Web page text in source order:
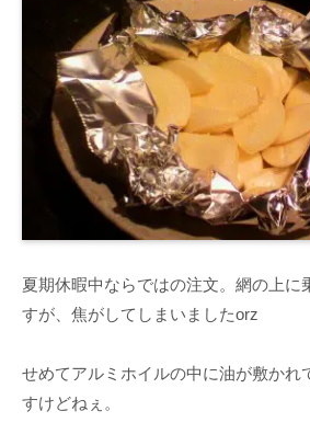
夏期休暇中ならではの注文。網の上に
すが、焦がしてしまいましたorz
せめてアルミホイルの中に油が敷かれ
すけどねぇ。